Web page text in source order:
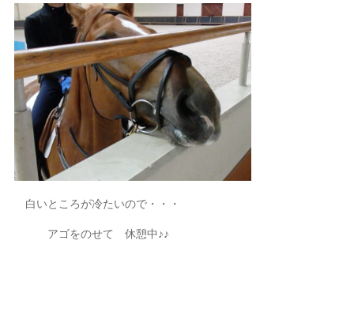
白いところが冷たいので・・・
アゴをのせて 休憩中♪♪